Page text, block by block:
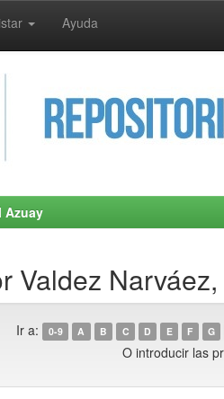
Ayuda
Azuay
Valdez
Ir a: 0-9 A B C D E F G
O introducir las